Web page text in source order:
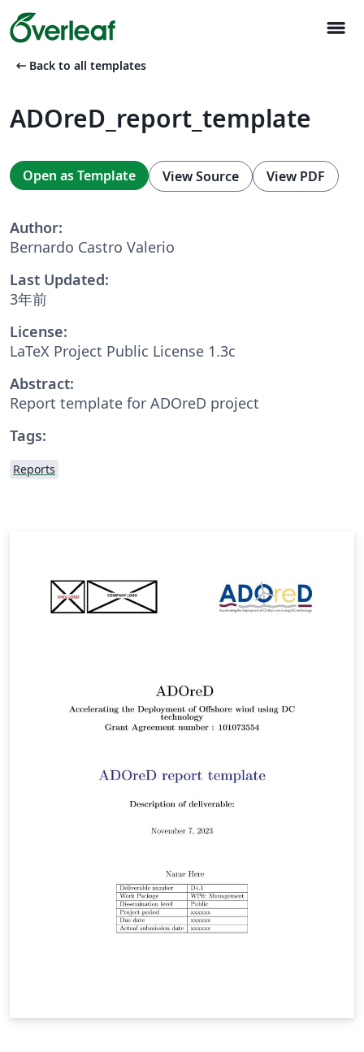
menu
arrow_left_alt Back to all templates
ADOreD_report_template
Open as Template View Source View PDF
Author:
Bernardo Castro Valerio
Last Updated:
3年前
License:
LaTeX Project Public License 1.3c
Abstract:
Report template for ADOreD project
Tags:
Reports